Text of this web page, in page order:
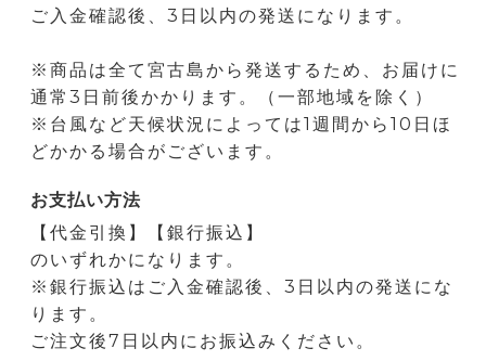
ご入金確認後、3日以内の発送になります。
※商品は全て宮古島から発送するため、お届けに
通常3日前後かかります。（一部地域を除く）
※台風など天候状況によっては1週間から10日ほ
どかかる場合がございます。
お支払い方法
【代金引換】【銀行振込】
のいずれかになります。
※銀行振込はご入金確認後、3日以内の発送にな
ります。
ご注文後7日以内にお振込みください。